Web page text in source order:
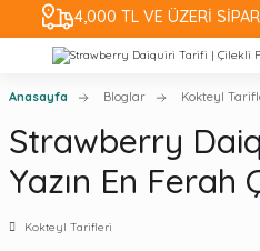
4,000 TL VE ÜZERİ
Anasayfa Bloglar Kokteyl
Strawberry
Yazın En Ferah
Kokteyl Tarifleri